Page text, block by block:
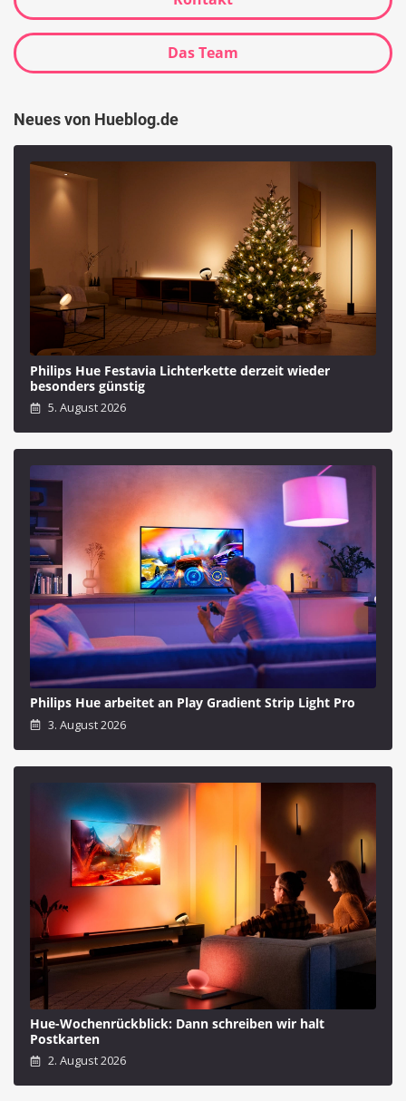
Das Team
Neues von Hueblog.de
Philips Hue Festavia Lichterkette derzeit wieder
besonders günstig
5. August 2026
Philips Hue arbeitet an Play Gradient Strip Light Pro
3. August 2026
Hue-Wochenrückblick: Dann schreiben wir halt
Postkarten
2. August 2026